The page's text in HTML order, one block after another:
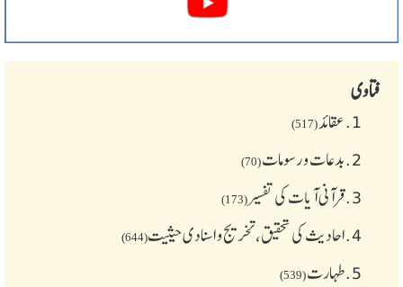
فتاوی
1. عقائد(517)
2. بدعات و رسومات(70)
3. قرآنی آیات کی تفسیر(173)
4. احادیث کی تحقیق، تخریج و اسنادی حیثیت(644)
5. طهارت(539)